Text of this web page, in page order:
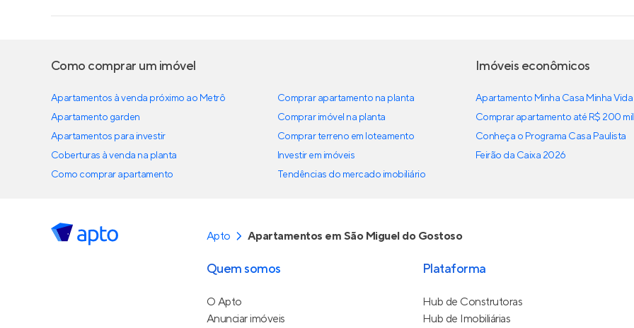
Como comprar um imóvel
Apartamentos à venda próximo ao Metrô
Apartamento garden
Apartamentos para investir
Coberturas à venda na planta
Como comprar apartamento
Comprar apartamento na planta
Comprar imóvel na planta
Comprar terreno em loteamento
Investir em imóveis
Tendências do mercado imobiliário
Imóveis econômicos
Apartamento Minha Casa Minha Vida
Comprar apartamento até R$ 200 mil
Conheça o Programa Casa Paulista
Feirão da Caixa 2026
Apto Apartamentos em São Miguel do Gostoso
Quem somos
O Apto
Anunciar imóveis
Plataforma
Hub de Construtoras
Hub de Imobiliárias